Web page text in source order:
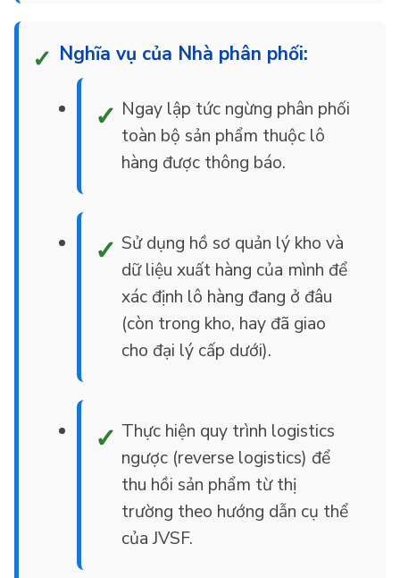
Nghĩa vụ của Nhà phân phối:
Ngay lập tức ngừng phân phối
toàn bộ sản phẩm thuộc lô
hàng được thông báo.
Sử dụng hồ sơ quản lý kho và
dữ liệu xuất hàng của mình để
xác định lô hàng đang ở đâu
(còn trong kho, hay đã giao
cho đại lý cấp dưới).
Thực hiện quy trình logistics
ngược (reverse logistics) để
thu hồi sản phẩm từ thị
trường theo hướng dẫn cụ thể
của JVSF.